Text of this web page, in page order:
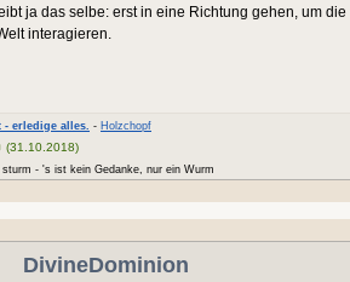
ja das selbe: erst in eine Richtung gehen, um
interagieren.
- erledige alles. - Holzchopf
(31.10.2018)
- 's ist kein Gedanke, nur ein Wurm
DivineDominion